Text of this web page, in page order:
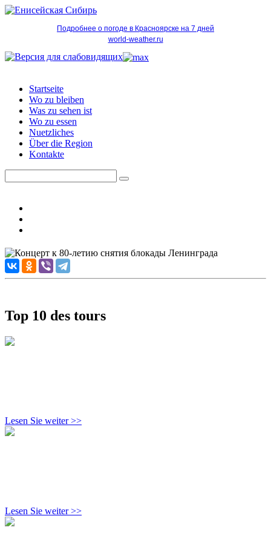
Подробнее о погоде в Красноярске на 7 дней
world-weather.ru
Startseite
Wo zu bleiben
Was zu sehen ist
Wo zu essen
Nuetzliches
Über die Region
Kontakte
Top 10 des tours
Lesen Sie weiter >>
Lesen Sie weiter >>